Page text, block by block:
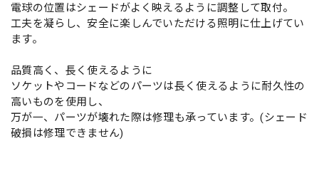
電球の位置はシェードがよく映えるように調整して取付。
工夫を凝らし、安全に楽しんでいただける照明に仕上げてい
ます。
品質高く、長く使えるように
ソケットやコードなどのパーツは長く使えるように耐久性の
高いものを使用し、
万が一、パーツが壊れた際は修理も承っています。(シェード
破損は修理できません)